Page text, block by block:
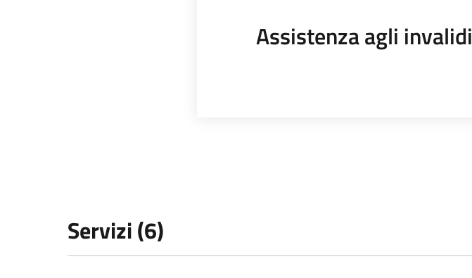
Assistenza agli invalidi
Servizi (6)